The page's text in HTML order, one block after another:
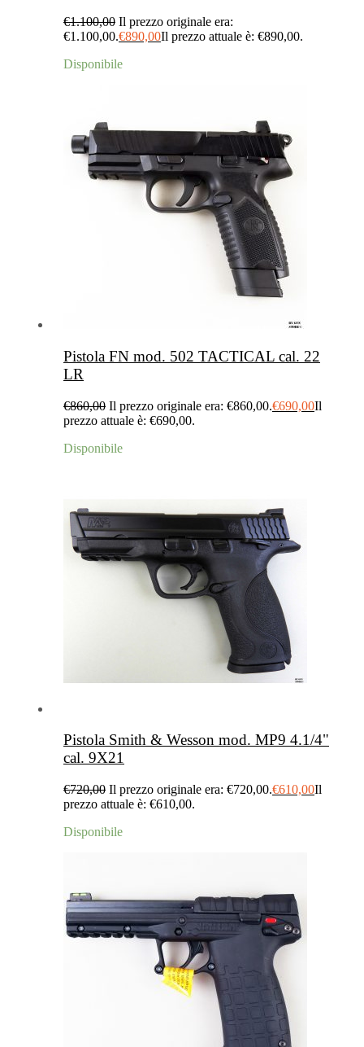
€1.100,00 Il prezzo originale era:
€1.100,00.€890,00Il prezzo attuale è: €890,00.
Disponibile
Pistola FN mod. 502 TACTICAL cal. 22
LR
€860,00 Il prezzo originale era: €860,00.€690,00Il
prezzo attuale è: €690,00.
Disponibile
Pistola Smith & Wesson mod. MP9 4.1/4"
cal. 9X21
€720,00 Il prezzo originale era: €720,00.€610,00Il
prezzo attuale è: €610,00.
Disponibile